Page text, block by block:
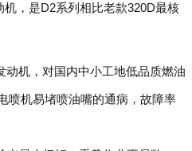
，是D2系列相比老款320D最核
动机，对国内中小工地低品质燃油
喷机易堵喷油嘴的通病，故障率